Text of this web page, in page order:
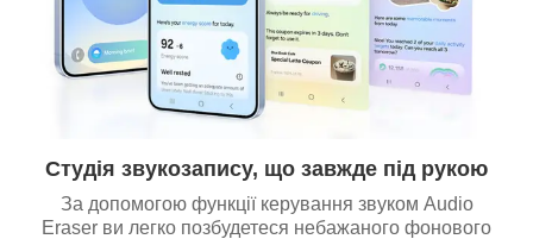
Студія звукозапису, що завжде під рукою
За допомогою функції керування звуком Audio
Eraser ви легко позбудетеся небажаного фонового